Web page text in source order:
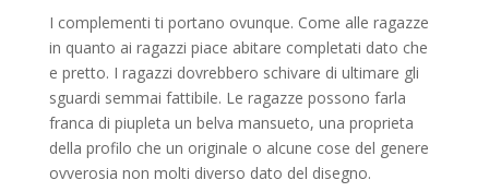
I complementi ti portano ovunque. Come alle ragazze
in quanto ai ragazzi piace abitare completati dato che
e pretto. I ragazzi dovrebbero schivare di ultimare gli
sguardi semmai fattibile. Le ragazze possono farla
franca di piupleta un belva mansueto, una proprieta
della profilo che un originale o alcune cose del genere
ovverosia non molti diverso dato del disegno.